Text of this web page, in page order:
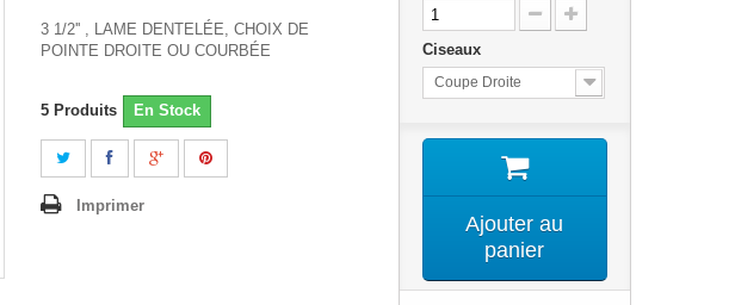
3 1/2'' , LAME DENTELÉE, CHOIX DE
POINTE DROITE OU COURBÉE
5 Produits En Stock
Imprimer
Ciseaux
Coupe Droite
Ajouter au
panier